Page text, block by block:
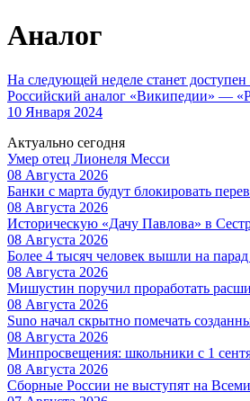
Аналог
На следующей неделе станет
Российский аналог «Википедии» —
10 Января 2024
Актуально сегодня
Умер отец Лионеля Месси
08 Августа 2026
Банки с марта будут блокировать
08 Августа 2026
Историческую «Дачу Павлова» в
08 Августа 2026
Более 4 тысяч человек вышли на
08 Августа 2026
Мишустин поручил проработать
08 Августа 2026
Suno начал скрытно помечать
08 Августа 2026
Минпросвещения: школьники с 1
08 Августа 2026
Сборные России не выступят на